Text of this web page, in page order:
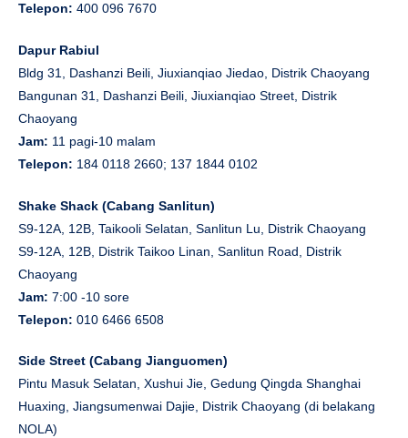
Telepon: 400 096 7670
Dapur Rabiul
Bldg 31, Dashanzi Beili, Jiuxianqiao Jiedao, Distrik Chaoyang
Bangunan 31, Dashanzi Beili, Jiuxianqiao Street, Distrik
Chaoyang
Jam: 11 pagi-10 malam
Telepon: 184 0118 2660; 137 1844 0102
Shake Shack (Cabang Sanlitun)
S9-12A, 12B, Taikooli Selatan, Sanlitun Lu, Distrik Chaoyang
S9-12A, 12B, Distrik Taikoo Linan, Sanlitun Road, Distrik
Chaoyang
Jam: 7:00 -10 sore
Telepon: 010 6466 6508
Side Street (Cabang Jianguomen)
Pintu Masuk Selatan, Xushui Jie, Gedung Qingda Shanghai
Huaxing, Jiangsumenwai Dajie, Distrik Chaoyang (di belakang
NOLA)